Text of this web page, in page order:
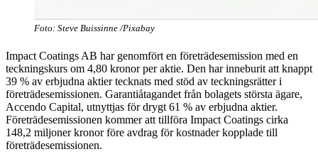
Foto: Steve Buissinne /Pixabay
Impact Coatings AB har genomfört en företrädesemission med en
teckningskurs om 4,80 kronor per aktie. Den har inneburit att knappt
39 % av erbjudna aktier tecknats med stöd av teckningsrätter i
företrädesemissionen. Garantiåtagandet från bolagets största ägare,
Accendo Capital, utnyttjas för drygt 61 % av erbjudna aktier.
Företrädesemissionen kommer att tillföra Impact Coatings cirka
148,2 miljoner kronor före avdrag för kostnader kopplade till
företrädesemissionen.